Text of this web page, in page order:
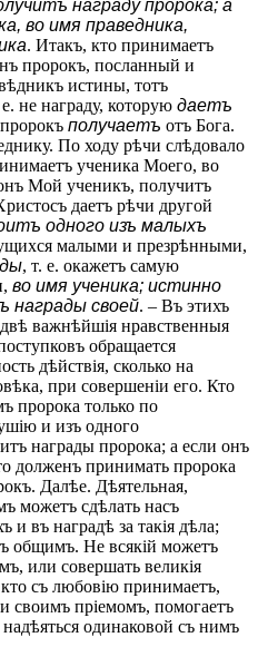
награду пророка; а
во имя праведника,
. Итакъ, кто принимаетъ
пророкъ, посланный и
истины, тотъ
не награду, которую даетъ
получаетъ отъ Бога.
По ходу рѣчи слѣдовало
ученика Моего, во
Мой ученикъ, получитъ
даетъ рѣчи другой
одного изъ малыхъ
малыми и презрѣнными,
, т. е. окажетъ самую
во имя ученика; истинно
награды своей. – Въ этихъ
важнѣйшія нравственныя
обращается
дѣйствія, сколько на
при совершеніи его. Кто
пророка только по
и изъ одного
награды пророка; а если онъ
долженъ принимать пророка
Далѣе. Дѣятельная,
можетъ сдѣлать насъ
и въ наградѣ за такія дѣла;
общимъ. Не всякій можетъ
или совершать великія
съ любовію принимаетъ,
своимъ пріемомъ, помогаетъ
одинаковой съ нимъ